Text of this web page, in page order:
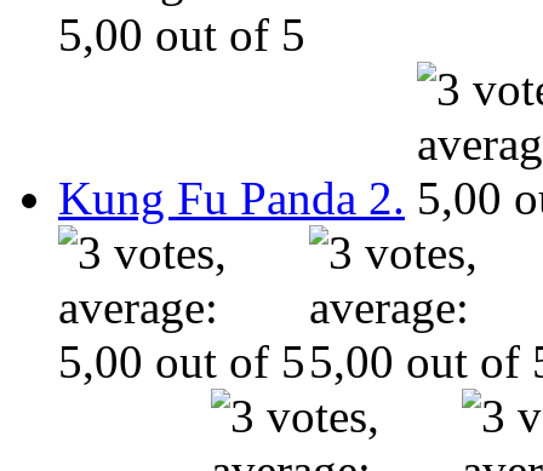
Kung Fu Panda 2.